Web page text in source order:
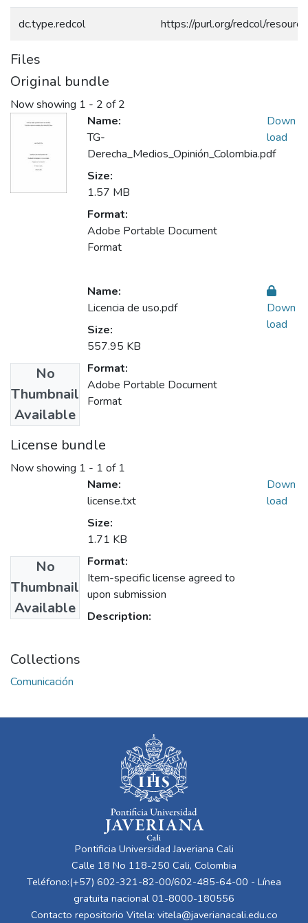
dc.type.redcol https://purl.org/redcol/
Files
Original bundle
Now showing 1 - 2 of 2
Name:
TG-
Derecha_Medios_Opinión_Colombia.pdf
Size:
1.57 MB
Format:
Adobe Portable Document
Format
Down
load
No
Thumbnail
Available
Name:
Licencia de uso.pdf
Size:
557.95 KB
Format:
Adobe Portable Document
Format
Down
load
License bundle
Now showing 1 - 1 of 1
No
Thumbnail
Available
Name:
license.txt
Size:
1.71 KB
Format:
Item-specific license agreed to
upon submission
Description:
Down
load
Collections
Comunicación
Pontificia Universidad Javeriana Cali
Calle 18 No 118-250 Cali, Colombia
Teléfono:(+57) 602-321-82-00/602-485-64-00 - Línea
gratuita nacional 01-8000-180556
Contacto repositorio Vitela: vitela@javerianacali.edu.co